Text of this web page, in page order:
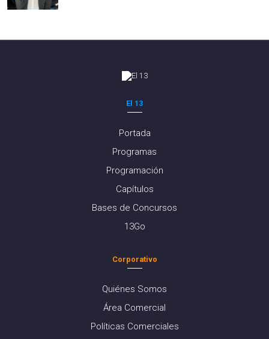
El 13
Portada
Programas
Programación
Capítulos
Bases de Concursos
13Go
Corporativo
Quiénes Somos
Área Comercial
Políticas Comerciales